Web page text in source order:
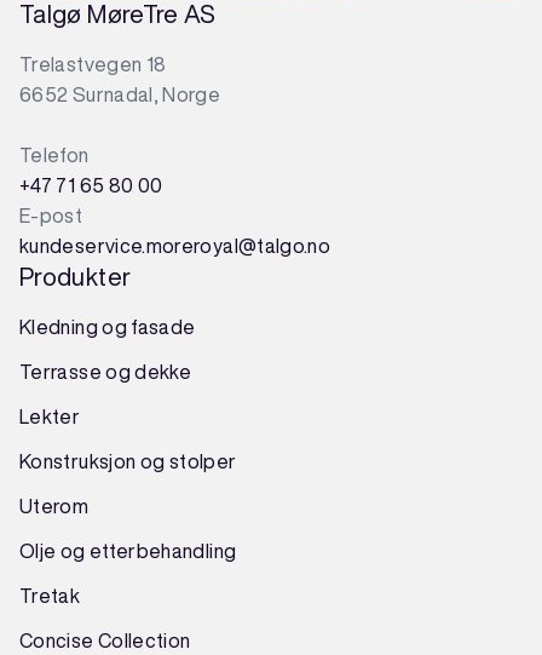
Talgø MøreTre AS
Trelastvegen 18
6652 Surnadal, Norge
Telefon
+47 71 65 80 00
E-post
kundeservice.moreroyal@talgo.no
Produkter
Kledning og fasade
Terrasse og dekke
Lekter
Konstruksjon og stolper
Uterom
Olje og etterbehandling
Tretak
Concise Collection